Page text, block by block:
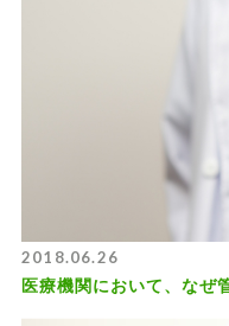
2018.06.26
医療機関において、なぜ